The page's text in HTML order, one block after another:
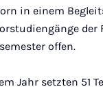
in einem
offen.
Jahr setzten 51